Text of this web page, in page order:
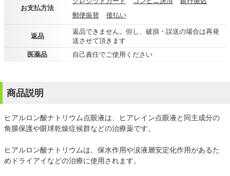
お支払方法
郵便振替
後払い
返品
返品できません。但し、破損・誤送の場合は再発
送させて頂きます
医薬品
自己責任でご使用ください
商品説明
ヒアルロン酸ナトリウム点眼液は、ヒアレイン点眼液と同主成分の
角膜保護や眼球乾燥症候群などの治療薬です。
ヒアルロン酸ナトリウムは、保水作用や涙液層安定化作用があるた
めドライアイなどの治療に使用されます。